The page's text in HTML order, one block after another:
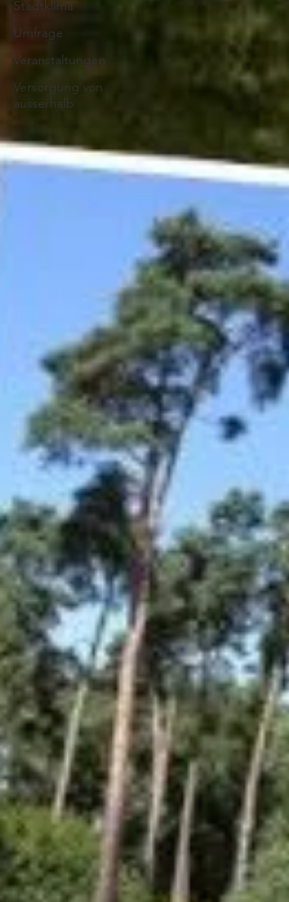
Stadtklima
Umfrage
Veranstaltungen
Versorgung von
ausserhalb